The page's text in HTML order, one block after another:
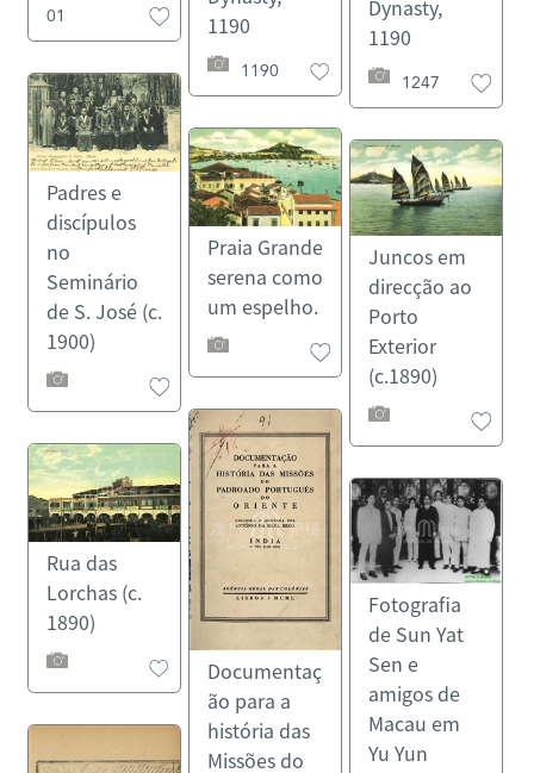
1190
1190
Dynasty,
1190
1247
01
Padres e
discípulos
no
Seminário
de S. José (c.
1900)
Praia Grande
serena como
um espelho.
Juncos em
direcção ao
Porto
Exterior
(c.1890)
Documentaç
ão para a
história das
Missões do
Rua das
Lorchas (c.
1890)
Fotografia
de Sun Yat
Sen e
amigos de
Macau em
Yu Yun